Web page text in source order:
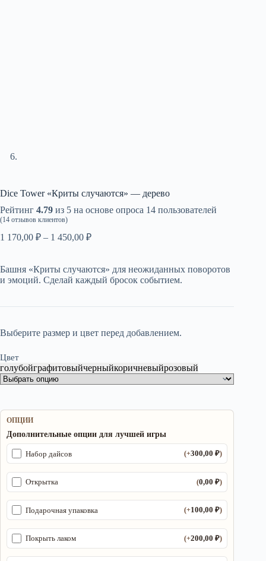
Dice Tower «Криты случаются» — дерево
Рейтинг 4.79 из 5 на основе опроса 14 пользователей
(14 отзывов клиентов)
1 170,00 ₽ – 1 450,00 ₽Диапазон
170,00 ₽
–
Башня «Криты случаются» для неожиданных поворотов
и эмоций. Сделай каждый бросок событием.
Выберите размер и цвет перед добавлением.
Цвет
голубойграфитовыйчерныйкоричневыйрозовый
ОПЦИИ
Дополнительные опции для лучшей игры
Набор дайсов (+300,00₽)
Открытка (0,00₽)
Подарочная упаковка (+100,00₽)
Покрыть лаком (+200,00₽)